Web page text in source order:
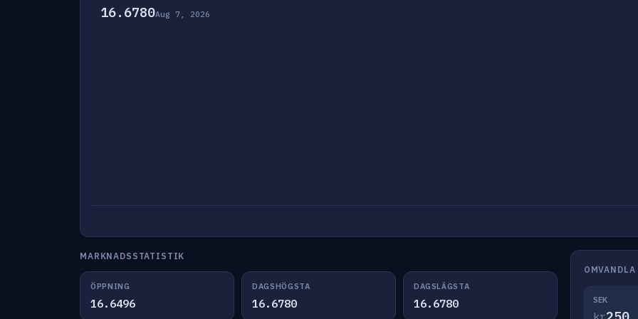
16.6780Aug 7, 2026
MARKNADSSTATISTIK
ÖPPNING
16.6496
DAGSHÖGSTA
16.6780
DAGSLÄGSTA
16.6780 SEK
kr